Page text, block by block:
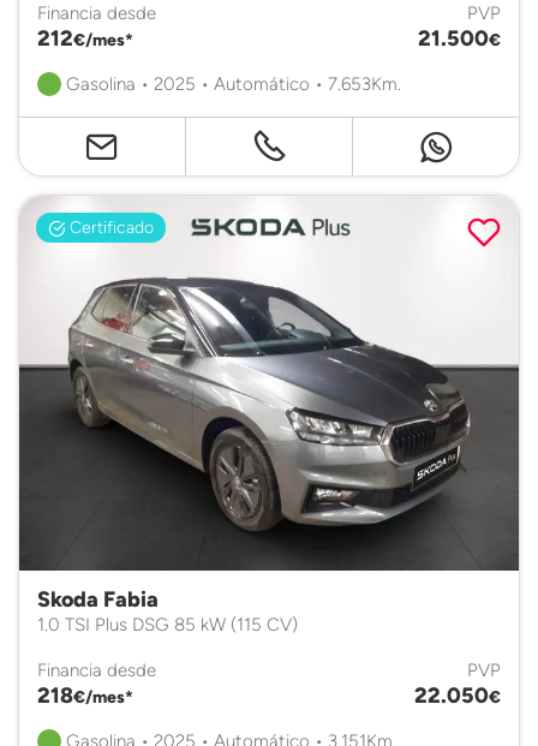
Financia desde
212€/mes*
PVP
21.500€
Gasolina • 2025 • Automático • 7.653Km.
Certificado
Skoda Fabia
1.0 TSI Plus DSG 85 kW (115 CV)
Financia desde
218€/mes*
PVP
22.050€
Gasolina • 2025 • Automático • 3.151Km.